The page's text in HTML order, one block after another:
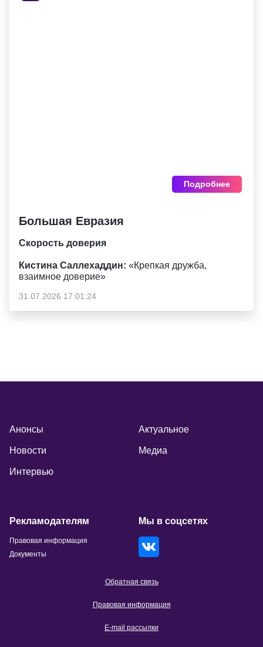
Подробнее
Большая Евразия
Скорость доверия
Кистина Саллехаддин: «Крепкая дружба,
взаимное доверие»
31.07.2026 17:01:24
Анонсы
Новости
Интервью
Актуальное
Медиа
Обратная связь
Правовая информация
E-mail рассылки
Рекламодателям
Правовая информация
Документы
Мы в соцсетях